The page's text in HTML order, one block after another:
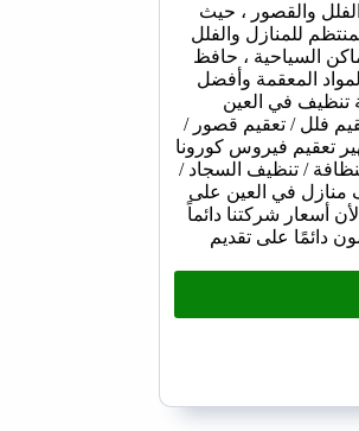
والقصور ، حيث
للمنازل والفلل
السياحية ، حافظ
المعقمة وأفضل
تنظيف في العين
فلل / تعقيم قصور /
تعقيم فيروس كورونا
/ تنظيف السجاد /
منازل في العين على
أسعار شركتنا دائماً
دائمًا على تقديم